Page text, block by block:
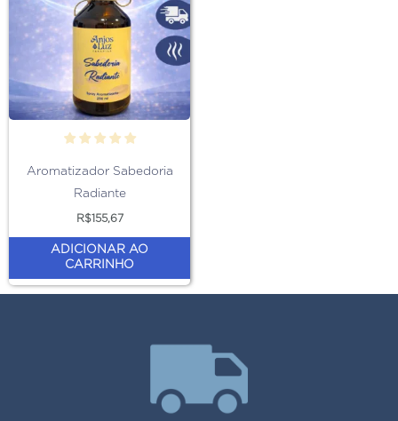
Aromatizador Sabedoria
Radiante
R$155,67
ADICIONAR AO
CARRINHO